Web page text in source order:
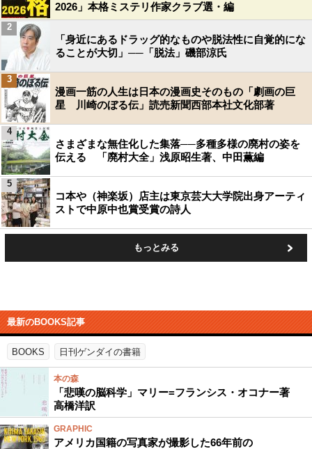
2026」本格ミステリ作家クラブ選・編
「身近にあるドラッグ的なものや脱法性に自覚的にな
ることが大切」──「脱法」磯部涼氏
2
漫画一筋の人生は日本の漫画史そのもの「劇画の巨
星 川崎のぼる伝」読売新聞西部本社文化部著
3
さまざまな無住化した集落──多種多様の廃村の姿を
伝える 「廃村大全」浅原昭生著、中田薫編
4
コ本や（神楽坂）店主は東京芸大大学院出身アーティ
ストで中原中也賞受賞の詩人
5
もっとみる
最新のBOOKS記事
BOOKS 日刊ゲンダイの書籍
本の森
「悲嘆の脳科学」マリー=フランシス・オコナー著
高橋洋訳
GRAPHIC
アメリカ国籍の写真家が撮影した66年前の